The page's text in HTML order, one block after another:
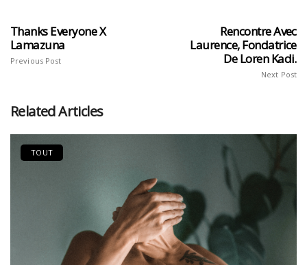
Thanks Everyone X
Lamazuna
Previous Post
Rencontre Avec
Laurence, Fondatrice
De Loren Kadi.
Next Post
Related Articles
TOUT